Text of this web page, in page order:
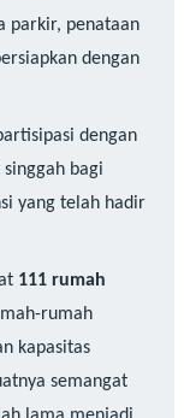
parkir, penataan
dengan
dengan
bagi
yang telah hadir
111 rumah
rumah
kapasitas
semangat